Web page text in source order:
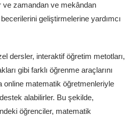
ve zamandan ve mekândan
geliştirmelerine yardımcı
dersler, interaktif öğretim metotları,
gibi farklı öğrenme araçlarını
online matematik öğretmenleriyle
alabilirler. Bu şekilde,
öğrenciler, matematik